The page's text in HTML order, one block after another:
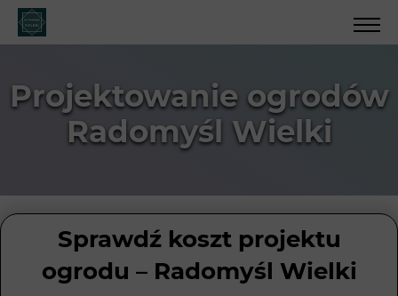
Projektowanie ogrodów
Radomyśl Wielki
Sprawdź koszt projektu
ogrodu – Radomyśl Wielki